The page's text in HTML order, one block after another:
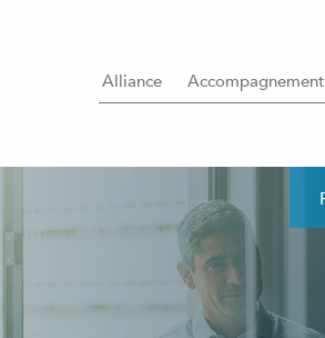
Alliance Accompagnement